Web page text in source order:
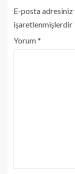
E-posta adresiniz
işaretlenmişlerdir
Yorum*